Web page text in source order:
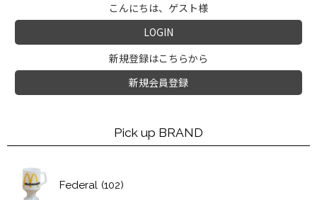
こんにちは、ゲスト様
LOGIN
新規登録はこちらから
新規会員登録
Pick up BRAND
Federal (102)